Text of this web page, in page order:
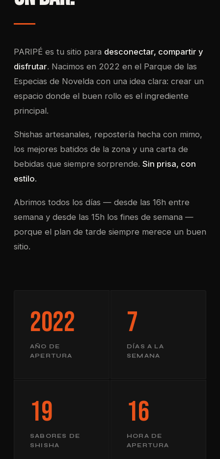
PARIPÉ es tu sitio para desconectar, compartir y
disfrutar. Nacimos en 2022 en el Parque de las
Especias de Novelda con una idea clara: crear un
espacio donde el buen rollo es el ingrediente
principal.
Shishas artesanales, repostería hecha con mimo,
los mejores batidos de la zona y una carta de
bebidas que siempre sorprende. Sin prisa, con
estilo.
Abrimos todos los días — desde las 16h entre
semana y desde las 15h los fines de semana —
porque el plan de tarde siempre merece un buen
sitio.
2022
AÑO DE
APERTURA
7
DÍAS A LA
SEMANA
19
SABORES DE
SHISHA
16
HORA DE
APERTURA